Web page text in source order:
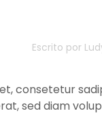
Escrito por
consetetur
sed diam